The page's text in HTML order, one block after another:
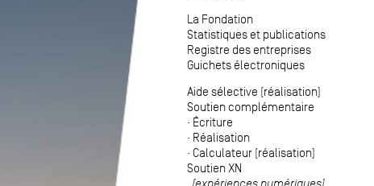
La Fondation
Statistiques et publications
Registre des entreprises
Guichets électroniques
Aide sélective (réalisation)
Soutien complémentaire
· Écriture
· Réalisation
· Calculateur (réalisation)
Soutien XN